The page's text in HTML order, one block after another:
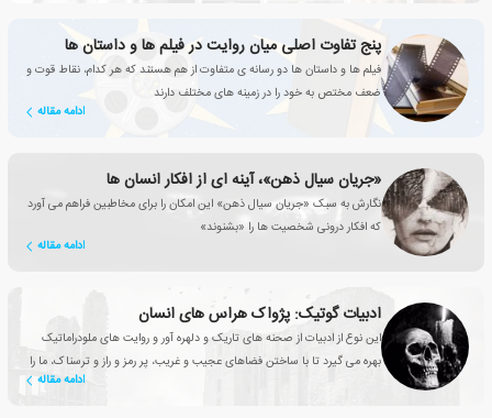
پنج تفاوت اصلی میان روایت در فیلم ها و داستان ها
فیلم ها و داستان ها دو رسانه ی متفاوت از هم هستند که هر کدام، نقاط قوت و
ضعف مختص به خود را در زمینه های مختلف دارند
ادامه مقاله
«جریان سیال ذهن»، آینه ای از افکار انسان ها
نگارش به سبک «جریان سیال ذهن» این امکان را برای مخاطبین فراهم می آورد
که افکار درونی شخصیت ها را «بشنوند»
ادامه مقاله
ادبیات گوتیک: پژواک هراس های انسان
این نوع از ادبیات از صحنه های تاریک و دلهره آور و روایت های ملودراماتیک
بهره می گیرد تا با ساختن فضاهای عجیب و غریب، پر رمز و راز و ترسناک، ما را
ادامه مقاله